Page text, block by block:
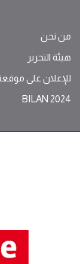
من نحن
هيئة التحرير
للإعلان على
BILAN 2024